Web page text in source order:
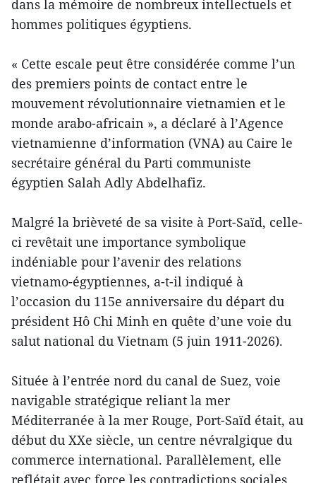
dans la mémoire de nombreux intellectuels et
hommes politiques égyptiens.
« Cette escale peut être considérée comme l’un
des premiers points de contact entre le
mouvement révolutionnaire vietnamien et le
monde arabo-africain », a déclaré à l’Agence
vietnamienne d’information (VNA) au Caire le
secrétaire général du Parti communiste
égyptien Salah Adly Abdelhafiz.
Malgré la brièveté de sa visite à Port-Saïd, celle-
ci revêtait une importance symbolique
indéniable pour l’avenir des relations
vietnamo-égyptiennes, a-t-il indiqué à
l’occasion du 115e anniversaire du départ du
président Hô Chi Minh en quête d’une voie du
salut national du Vietnam (5 juin 1911-2026).
Située à l’entrée nord du canal de Suez, voie
navigable stratégique reliant la mer
Méditerranée à la mer Rouge, Port-Saïd était, au
début du XXe siècle, un centre névralgique du
commerce international. Parallèlement, elle